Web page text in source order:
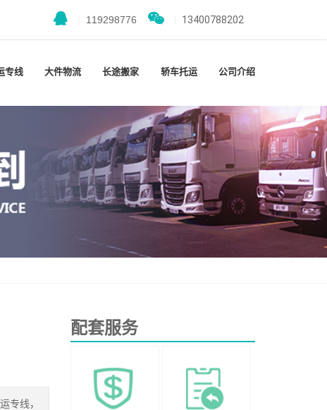
119298776 13400788202
专线 大件物流 长途搬家 轿车托运 公司介绍
专线，
配套服务